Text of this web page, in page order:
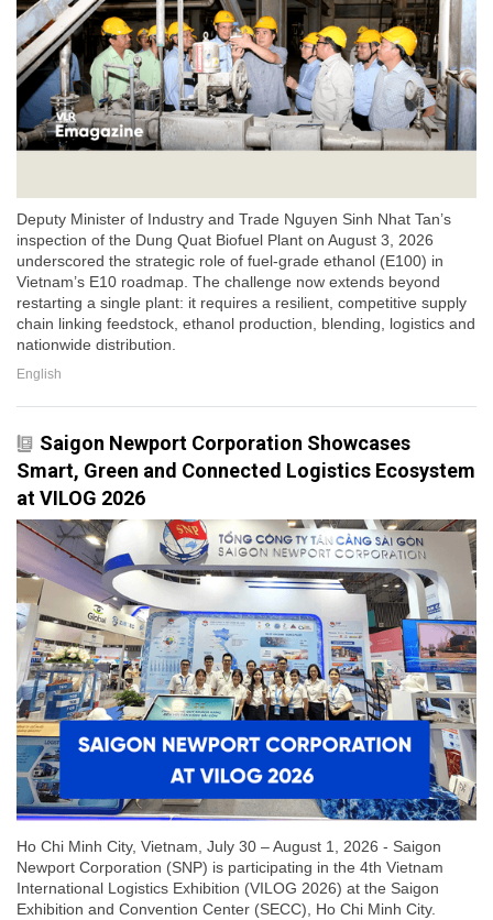
Deputy Minister of Industry and Trade Nguyen Sinh Nhat Tan’s
inspection of the Dung Quat Biofuel Plant on August 3, 2026
underscored the strategic role of fuel-grade ethanol (E100) in
Vietnam’s E10 roadmap. The challenge now extends beyond
restarting a single plant: it requires a resilient, competitive supply
chain linking feedstock, ethanol production, blending, logistics and
nationwide distribution.
English
Saigon Newport Corporation Showcases
Smart, Green and Connected Logistics Ecosystem
at VILOG 2026
Ho Chi Minh City, Vietnam, July 30 – August 1, 2026 - Saigon
Newport Corporation (SNP) is participating in the 4th Vietnam
International Logistics Exhibition (VILOG 2026) at the Saigon
Exhibition and Convention Center (SECC), Ho Chi Minh City.